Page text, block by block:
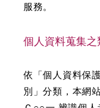
服務。
個人資料蒐集之
依「個人資料保
別」分類，本網